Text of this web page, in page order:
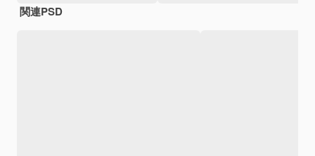
関連PSD